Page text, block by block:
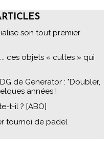
son tout premier
ces objets « cultes » qui
de Generator : "Doubler,
années !
t-il ? [ABO]
tournoi de padel